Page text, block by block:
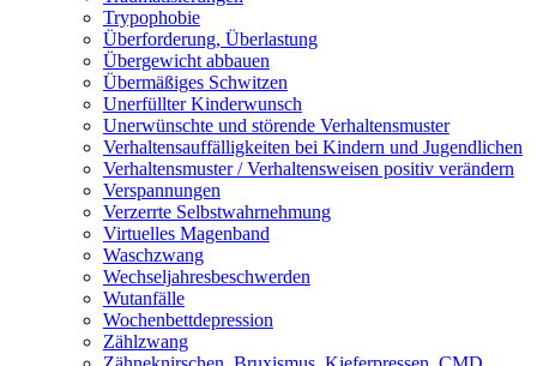
Trypophobie
Überforderung, Überlastung
Übergewicht abbauen
Übermäßiges Schwitzen
Unerfüllter Kinderwunsch
Unerwünschte und störende Verhaltensmuster
Verhaltensauffälligkeiten bei Kindern und Jugendlichen
Verhaltensmuster / Verhaltensweisen positiv verändern
Verspannungen
Verzerrte Selbstwahrnehmung
Virtuelles Magenband
Waschzwang
Wechseljahresbeschwerden
Wutanfälle
Wochenbettdepression
Zählzwang